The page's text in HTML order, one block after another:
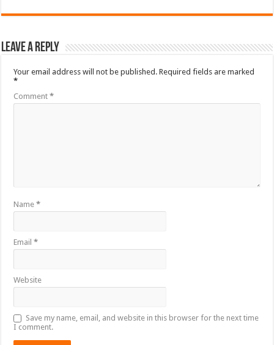
Leave a Reply
Your email address will not be published. Required fields are marked
*
Comment*
Name*
Email*
Website
Save my name, email, and website in this browser for the next time
I comment.